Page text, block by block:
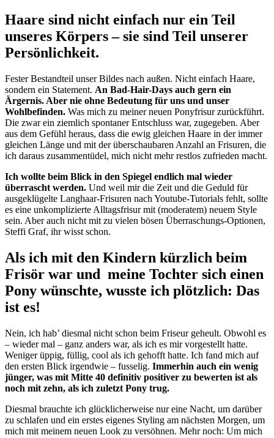
Haare sind nicht einfach nur ein Teil
unseres Körpers – sie sind Teil unserer
Persönlichkeit.
Fester Bestandteil unser Bildes nach außen. Nicht einfach Haare,
sondern ein Statement. An Bad-Hair-Days auch gern ein
Ärgernis. Aber nie ohne Bedeutung für uns und unser
Wohlbefinden. Was mich zu meiner neuen Ponyfrisur zurückführt.
Die zwar ein ziemlich spontaner Entschluss war, zugegeben. Aber
aus dem Gefühl heraus, dass die ewig gleichen Haare in der immer
gleichen Länge und mit der überschaubaren Anzahl an Frisuren, die
ich daraus zusammentüdel, mich nicht mehr restlos zufrieden macht.
Ich wollte beim Blick in den Spiegel endlich mal wieder
überrascht werden. Und weil mir die Zeit und die Geduld für
ausgeklügelte Langhaar-Frisuren nach Youtube-Tutorials fehlt, sollte
es eine unkomplizierte Alltagsfrisur mit (moderatem) neuem Style
sein. Aber auch nicht mit zu vielen bösen Überraschungs-Optionen,
Steffi Graf, ihr wisst schon.
Als ich mit den Kindern kürzlich beim
Frisör war und meine Tochter sich einen
Pony wünschte, wusste ich plötzlich: Das
ist es!
Nein, ich hab’ diesmal nicht schon beim Friseur geheult. Obwohl es
– wieder mal – ganz anders war, als ich es mir vorgestellt hatte.
Weniger üppig, füllig, cool als ich gehofft hatte. Ich fand mich auf
den ersten Blick irgendwie – fusselig. Immerhin auch ein wenig
jünger, was mit Mitte 40 definitiv positiver zu bewerten ist als
noch mit zehn, als ich zuletzt Pony trug.
Diesmal brauchte ich glücklicherweise nur eine Nacht, um darüber
zu schlafen und ein erstes eigenes Styling am nächsten Morgen, um
mich mit meinem neuen Look zu versöhnen. Mehr noch: Um mich